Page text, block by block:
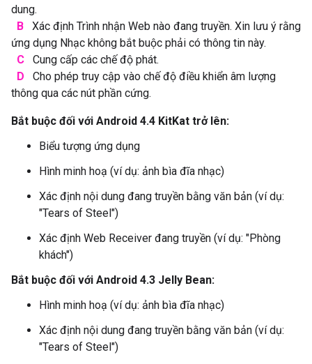
dung.
B
Xác định Trình nhận Web nào đang truyền. Xin lưu ý rằng
ứng dụng Nhạc không bắt buộc phải có thông tin này.
C
Cung cấp các chế độ phát.
D
Cho phép truy cập vào chế độ điều khiển âm lượng
thông qua các nút phần cứng.
Bắt buộc đối với Android 4.4 KitKat trở lên:
Biểu tượng ứng dụng
Hình minh hoạ (ví dụ: ảnh bìa đĩa nhạc)
Xác định nội dung đang truyền bằng văn bản (ví dụ:
"Tears of Steel")
Xác định Web Receiver đang truyền (ví dụ: "Phòng
khách")
Bắt buộc đối với Android 4.3 Jelly Bean:
Hình minh hoạ (ví dụ: ảnh bìa đĩa nhạc)
Xác định nội dung đang truyền bằng văn bản (ví dụ:
"Tears of Steel")